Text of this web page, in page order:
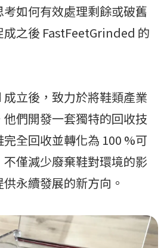
如何有效處理剩餘或破舊
之後 FastFeetGrinded 的
立後，致力於將鞋類產業
們開發一套獨特的回收技
全回收並轉化為 100 %可
僅減少廢棄鞋對環境的影
永續發展的新方向。